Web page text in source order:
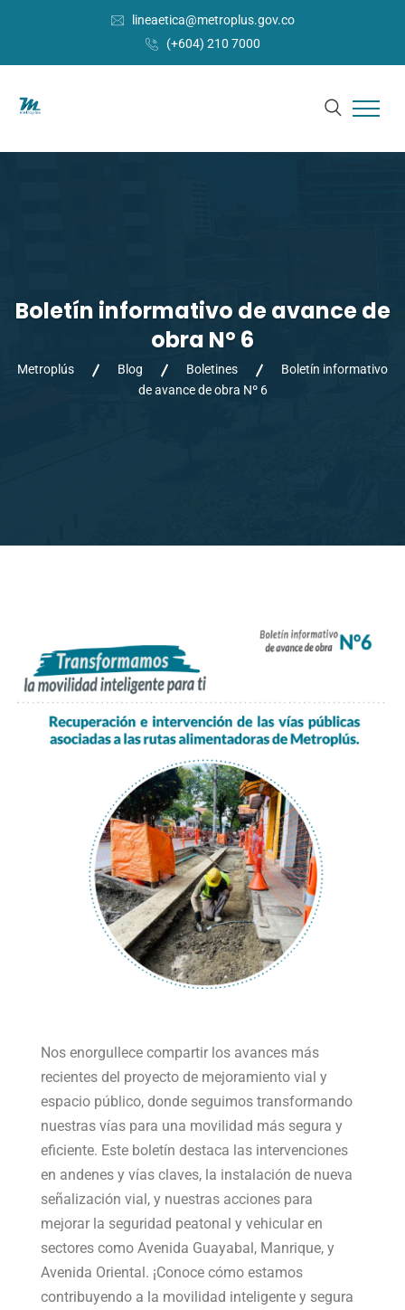
lineaetica@metroplus.gov.co
(+604) 210 7000
Boletín informativo de avance de
obra Nº 6
Metroplús Blog Boletines
Boletín informativo
de avance de obra Nº 6
Nos enorgullece compartir los avances más
recientes del proyecto de mejoramiento vial y
espacio público, donde seguimos transformando
nuestras vías para una movilidad más segura y
eficiente. Este boletín destaca las intervenciones
en andenes y vías claves, la instalación de nueva
señalización vial, y nuestras acciones para
mejorar la seguridad peatonal y vehicular en
sectores como Avenida Guayabal, Manrique, y
Avenida Oriental. ¡Conoce cómo estamos
contribuyendo a la movilidad inteligente y segura